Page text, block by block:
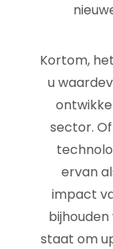
Kortom,
u
sector.
ervan
impact
staat om